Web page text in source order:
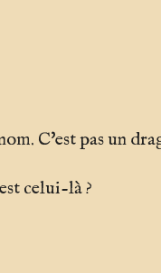
C'est pas un
celui-là ?